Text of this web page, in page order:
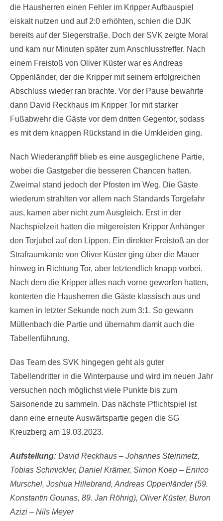
die Hausherren einen Fehler im Kripper Aufbauspiel
eiskalt nutzen und auf 2:0 erhöhten, schien die DJK
bereits auf der Siegerstraße. Doch der SVK zeigte Moral
und kam nur Minuten später zum Anschlusstreffer. Nach
einem Freistoß von Oliver Küster war es Andreas
Oppenländer, der die Kripper mit seinem erfolgreichen
Abschluss wieder ran brachte. Vor der Pause bewahrte
dann David Reckhaus im Kripper Tor mit starker
Fußabwehr die Gäste vor dem dritten Gegentor, sodass
es mit dem knappen Rückstand in die Umkleiden ging.
Nach Wiederanpfiff blieb es eine ausgeglichene Partie,
wobei die Gastgeber die besseren Chancen hatten.
Zweimal stand jedoch der Pfosten im Weg. Die Gäste
wiederum strahlten vor allem nach Standards Torgefahr
aus, kamen aber nicht zum Ausgleich. Erst in der
Nachspielzeit hatten die mitgereisten Kripper Anhänger
den Torjubel auf den Lippen. Ein direkter Freistoß an der
Strafraumkante von Oliver Küster ging über die Mauer
hinweg in Richtung Tor, aber letztendlich knapp vorbei.
Nach dem die Kripper alles nach vorne geworfen hatten,
konterten die Hausherren die Gäste klassisch aus und
kamen in letzter Sekunde noch zum 3:1. So gewann
Müllenbach die Partie und übernahm damit auch die
Tabellenführung.
Das Team des SVK hingegen geht als guter
Tabellendritter in die Winterpause und wird im neuen Jahr
versuchen noch möglichst viele Punkte bis zum
Saisonende zu sammeln. Das nächste Pflichtspiel ist
dann eine erneute Auswärtspartie gegen die SG
Kreuzberg am 19.03.2023.
Aufstellung: David Reckhaus – Johannes Steinmetz,
Tobias Schmickler, Daniel Krämer, Simon Koep – Enrico
Murschel, Joshua Hillebrand, Andreas Oppenländer (59.
Konstantin Gounas, 89. Jan Röhrig), Oliver Küster, Buron
Azizi – Nils Meyer